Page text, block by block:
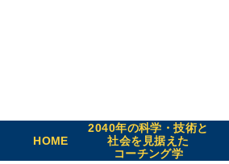
HOME
2040年の科学・技術と
社会を見据えた
コーチング学